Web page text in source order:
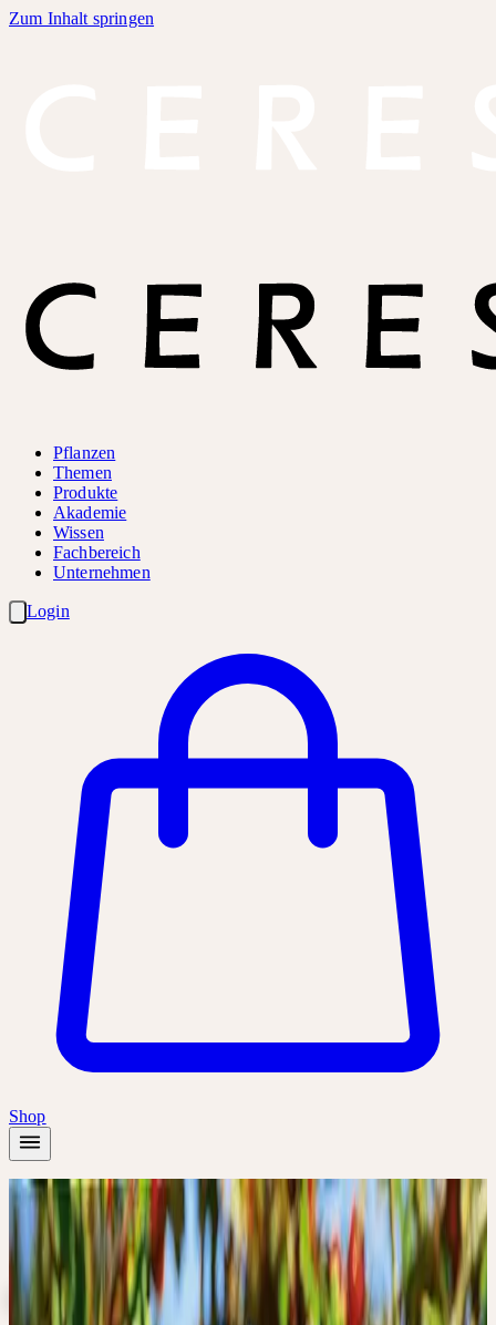
Zum Inhalt springen
Pflanzen
Themen
Produkte
Akademie
Wissen
Fachbereich
Unternehmen
Login
Shop
Startseite
/Themen
Geriatrie
GERIATRIE